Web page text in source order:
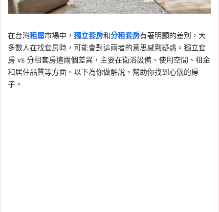
在台灣租屋市場中， 獨立套房和分租套房有著明顯的差別，大
多數人在找套房時，可能會對這兩者的意思感到疑惑。獨立套
房 vs 分租套房這兩個差異，主要在衛浴設備、使用空間、租金
和居住品質等方面。以下為你做解說，幫助你找到心儀的房
子。